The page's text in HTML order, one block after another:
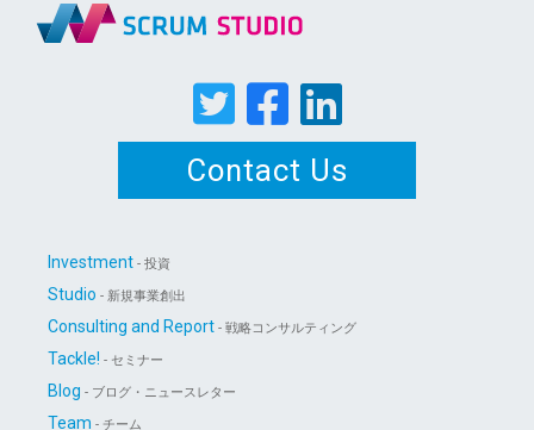
Contact Us
Investment - 投資
Studio - 新規事業創出
Consulting and Report - 戦略コンサルティング
Tackle! - セミナー
Blog - ブログ・ニュースレター
Team - チーム